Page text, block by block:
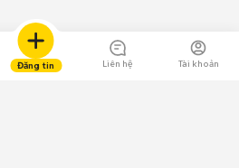
Đăng tin Liên hệ Tài khoản